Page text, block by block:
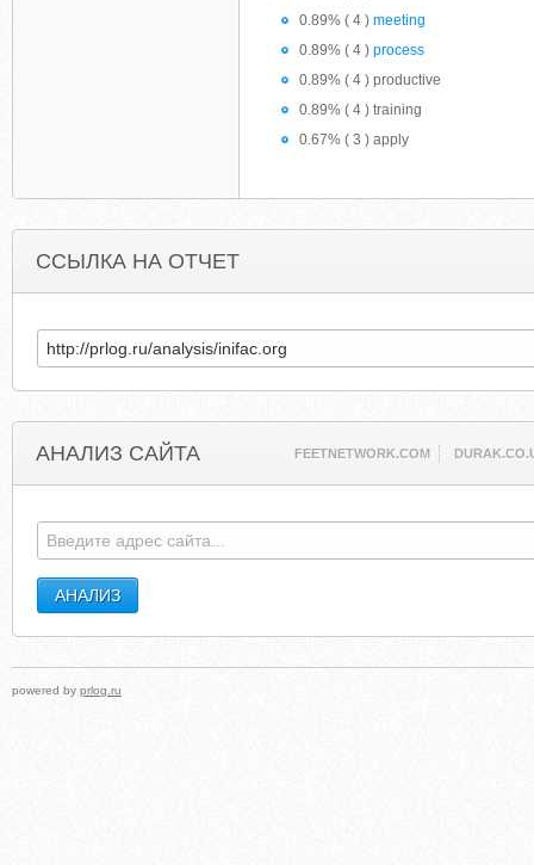
0.89% ( 4 ) meeting
0.89% ( 4 ) process
0.89% ( 4 ) productive
0.89% ( 4 ) training
0.67% ( 3 ) apply
ССЫЛКА НА ОТЧЕТ
АНАЛИЗ САЙТА FEETNETWORK.COM
powered by prlog.ru